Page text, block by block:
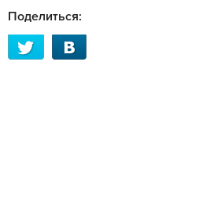
Поделиться: